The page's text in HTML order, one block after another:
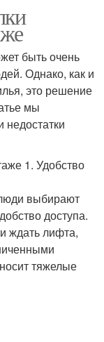
быть очень
Однако, как и
это решение
мы
1. Удобство
выбирают
доступа.
ждать лифта,
тяжелые